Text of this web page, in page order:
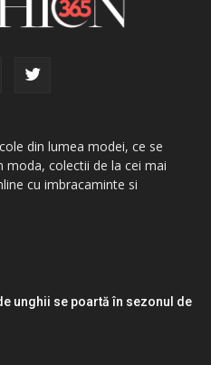
din lumea modei, ce se
colectii de la cei mai
cu imbracaminte si
unghii se poartă în sezonul de